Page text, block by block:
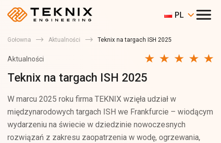
PL
Gołowna Aktualności Teknix na targach ISH 2025
Aktualności
Teknix na targach ISH 2025
W marcu 2025 roku firma TEKNIX wzięła udział w
międzynarodowych targach ISH we Frankfurcie – wiodącym
wydarzeniu na świecie w dziedzinie nowoczesnych
rozwiązań z zakresu zaopatrzenia w wodę, ogrzewania,